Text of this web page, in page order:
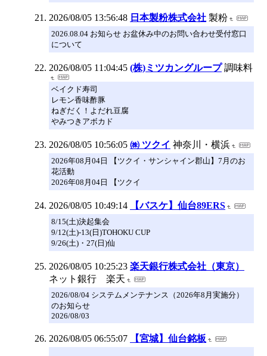
2026/08/05 13:56:48 日本製粉株式会社 製粉
2026.08.04 お知らせ お盆休み中のお問い合わせ受付窓口
について
2026/08/05 11:04:45 (株)ミツカングループ 調味料
ベイクド寿司
レモン香味酢豚
ねぎだく！よだれ豆腐
やみつきアボカド
2026/08/05 10:56:05 ㈱ ツクイ 神奈川・横浜
2026年08月04日 【ツクイ・サンシャイン郡山】7月のお
花活動
2026年08月04日 【ツクイ
2026/08/05 10:49:14 【バスケ】仙台89ERS
8/15(土)決起集会
9/12(土)-13(日)TOHOKU CUP
9/26(土)・27(日)仙
2026/08/05 10:25:23 楽天銀行株式会社（東京）
ネット銀行 楽天
2026/08/04 システムメンテナンス（2026年8月実施分）
のお知らせ
2026/08/03
2026/08/05 06:55:07 【宮城】仙台銘板